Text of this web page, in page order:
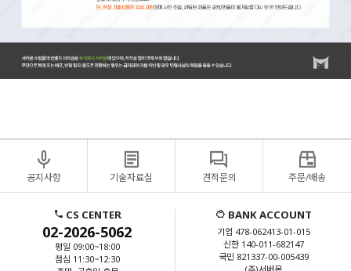
공지사항 기술자료실 견적문의 주문/배송
CS CENTER
02-2026-5062
평일 09:00~18:00
점심 11:30~12:30
BANK ACCOUNT
기업 478-062413-01-015
신한 140-011-682147
국민 821337-00-005439